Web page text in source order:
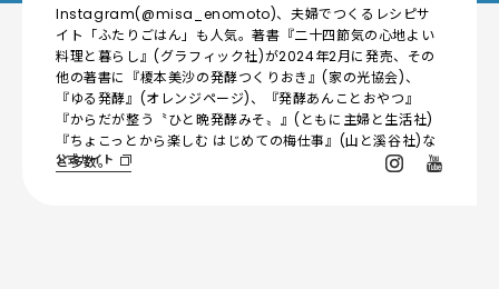
Instagram(@misa_enomoto)、夫婦でつくるレシピサ
イト「ふたりごはん」も人気。著書『二十四節気の心地よい
料理と暮らし』(グラフィック社)が2024年2月に発売、その
他の著書に『榎本美沙の発酵つくりおき』(家の光協会)、
『ゆる発酵』(オレンジページ)、『発酵あんことおやつ』
『からだが整う〝ひと晩発酵みそ〟』(ともに主婦と生活社)
『ちょこっとから楽しむ はじめての梅仕事』(山と溪谷社)な
ど多数。
公式サイト